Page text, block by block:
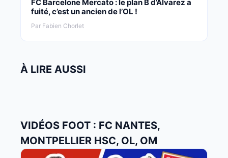
FC Barcelone Mercato : le plan B d’Alvarez a
fuité, c’est un ancien de l’OL !
Par Fabien Chorlet
À LIRE AUSSI
VIDÉOS FOOT : FC NANTES,
MONTPELLIER HSC, OL, OM